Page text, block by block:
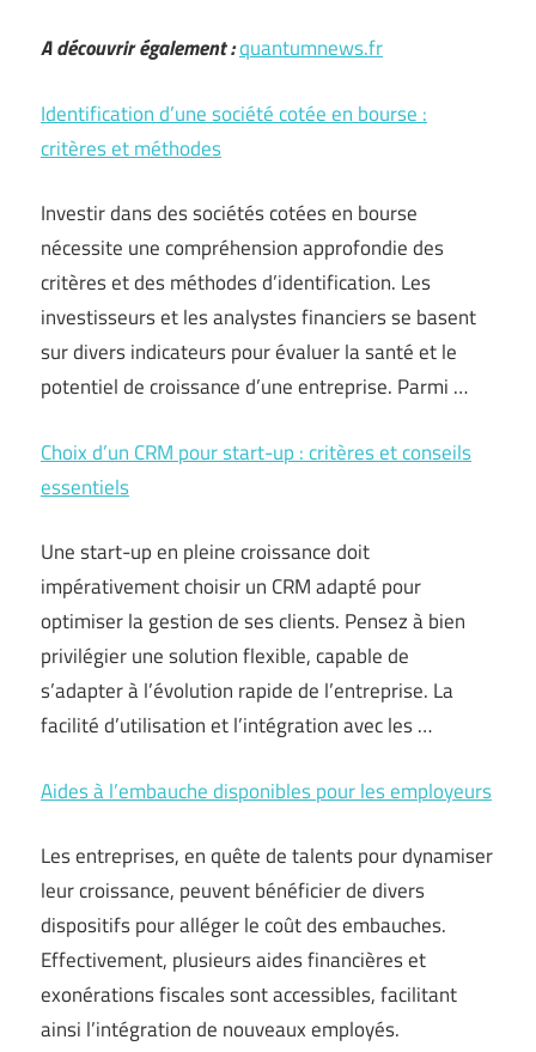
A découvrir également :quantumnews.fr
Identification d’une société cotée en bourse :
critères et méthodes
Investir dans des sociétés cotées en bourse
nécessite une compréhension approfondie des
critères et des méthodes d’identification. Les
investisseurs et les analystes financiers se basent
sur divers indicateurs pour évaluer la santé et le
potentiel de croissance d’une entreprise. Parmi …
Choix d’un CRM pour start-up : critères et conseils
essentiels
Une start-up en pleine croissance doit
impérativement choisir un CRM adapté pour
optimiser la gestion de ses clients. Pensez à bien
privilégier une solution flexible, capable de
s’adapter à l’évolution rapide de l’entreprise. La
facilité d’utilisation et l’intégration avec les …
Aides à l’embauche disponibles pour les employeurs
Les entreprises, en quête de talents pour dynamiser
leur croissance, peuvent bénéficier de divers
dispositifs pour alléger le coût des embauches.
Effectivement, plusieurs aides financières et
exonérations fiscales sont accessibles, facilitant
ainsi l’intégration de nouveaux employés.